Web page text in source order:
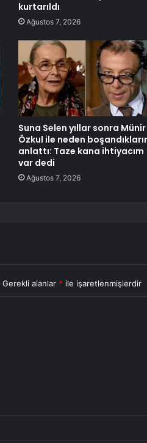
kurtarıldı
Ağustos 7, 2026
Suna Selen yıllar sonra Münir
Özkul ile neden
anlattı: Taze kana ihtiyacım
var dedi
Ağustos 7, 2026
Gerekli alanlar * ile işaretlenmişlerdir